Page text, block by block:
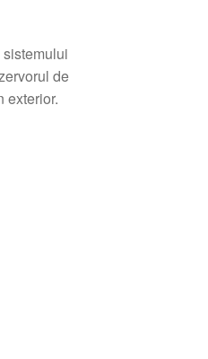
de
exterior.